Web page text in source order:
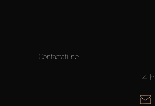
Contactați-ne